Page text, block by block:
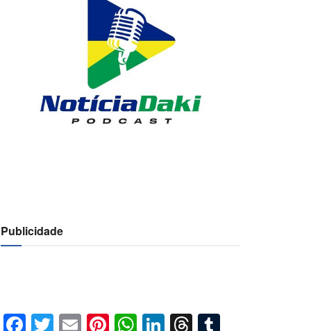
Publicidade
Facebook
Twitter
EmailPinterest
WhatsApp
LinkedIn
Threads